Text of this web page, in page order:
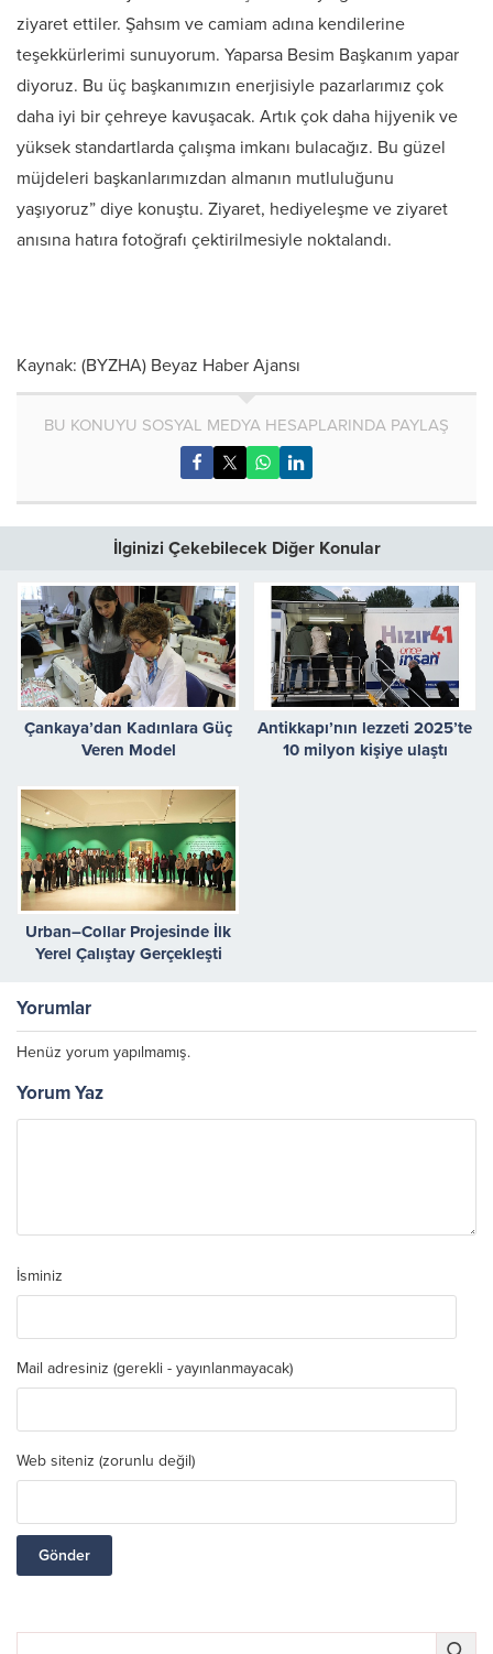
ziyaret ettiler. Şahsım ve camiam adına kendilerine
teşekkürlerimi sunuyorum. Yaparsa Besim Başkanım yapar
diyoruz. Bu üç başkanımızın enerjisiyle pazarlarımız çok
daha iyi bir çehreye kavuşacak. Artık çok daha hijyenik ve
yüksek standartlarda çalışma imkanı bulacağız. Bu güzel
müjdeleri başkanlarımızdan almanın mutluluğunu
yaşıyoruz” diye konuştu. Ziyaret, hediyeleşme ve ziyaret
anısına hatıra fotoğrafı çektirilmesiyle noktalandı.
Kaynak: (BYZHA) Beyaz Haber Ajansı
BU KONUYU SOSYAL MEDYA HESAPLARINDA PAYLAŞ
İlginizi Çekebilecek Diğer Konular
Çankaya’dan Kadınlara Güç
Veren Model
Antikkapı’nın lezzeti 2025’te
10 milyon kişiye ulaştı
Urban–Collar Projesinde İlk
Yerel Çalıştay Gerçekleşti
Yorumlar
Henüz yorum yapılmamış.
Yorum Yaz
İsminiz
Mail adresiniz (gerekli - yayınlanmayacak)
Web siteniz (zorunlu değil)